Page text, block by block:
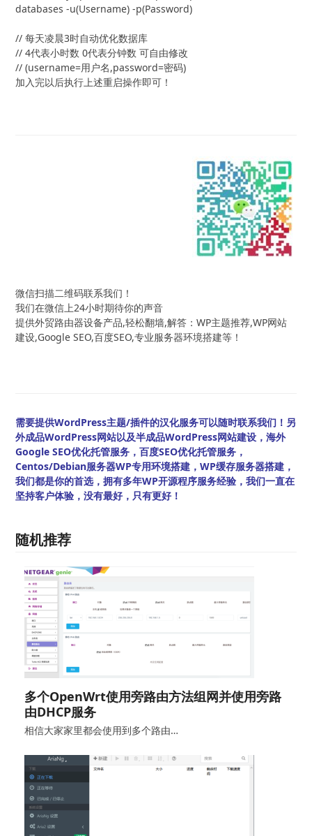
databases -u(Username) -p(Password)
// 每天凌晨3时自动优化数据库
// 4代表小时数 0代表分钟数 可自由修改
// (username=用户名,password=密码)
加入完以后执行上述重启操作即可！
微信扫描二维码联系我们！
我们在微信上24小时期待你的声音
提供外贸路由器设备产品,轻松翻墙,解答：WP主题推荐,WP网站
建设,Google SEO,百度SEO,专业服务器环境搭建等！
需要提供WordPress主题/插件的汉化服务可以随时联系我们！另
外成品WordPress网站以及半成品WordPress网站建设，海外
Google SEO优化托管服务，百度SEO优化托管服务，
Centos/Debian服务器WP专用环境搭建，WP缓存服务器搭建，
我们都是你的首选，拥有多年WP开源程序服务经验，我们一直在
坚持客户体验，没有最好，只有更好！
随机推荐
多个OpenWrt使用旁路由方法组网并使用旁路
由DHCP服务
相信大家家里都会使用到多个路由…